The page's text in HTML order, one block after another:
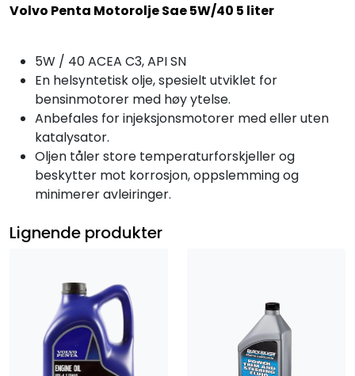
Volvo Penta Motorolje Sae 5W/40 5 liter
5W / 40 ACEA C3, API SN
En helsyntetisk olje, spesielt utviklet for
bensinmotorer med høy ytelse.
Anbefales for injeksjonsmotorer med eller uten
katalysator.
Oljen tåler store temperaturforskjeller og
beskytter mot korrosjon, oppslemming og
minimerer avleiringer.
Lignende produkter